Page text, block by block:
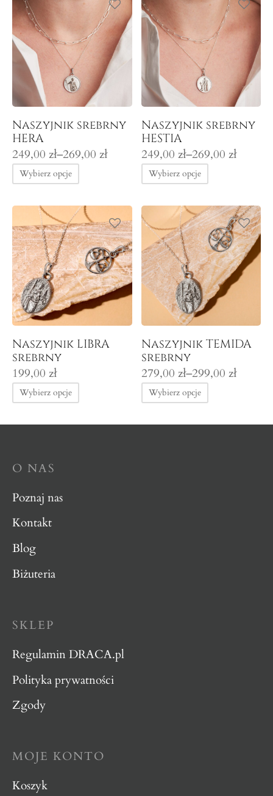
Naszyjnik srebrny
HERA
249,00 zł–269,00 zł
Zakres
cen: od
249,00 zł
269,00 zł
Wybierz opcje
Naszyjnik srebrny
HESTIA
249,00 zł–269,00 zł
Zakres
cen: od
249,00 zł
269,00 zł
Wybierz opcje
Naszyjnik LIBRA
srebrny
199,00 zł
Wybierz opcje
Naszyjnik TEMIDA
srebrny
279,00 zł–299,00 zł
Zakres
cen: od
279,00 zł
299,00 zł
Wybierz opcje
O NAS
Poznaj nas
Kontakt
Blog
Biżuteria
SKLEP
Regulamin DRACA.pl
Polityka prywatności
Zgody
MOJE KONTO
Koszyk